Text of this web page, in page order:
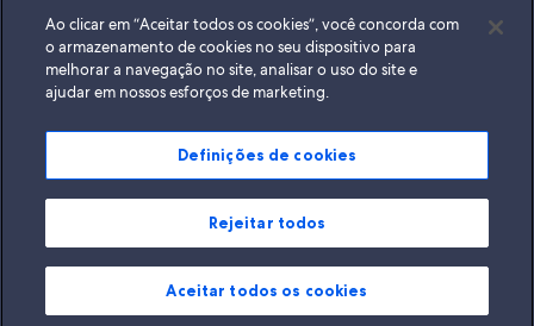
Documentos para viagens internacionais
A Expedia, Inc. não se responsabiliza pelo conteúdo dos sites externos.
© 2026 Expedia, Inc., uma empresa do Expedia Group. Todos os direitos
reservados Expedia e o logotipo da Expedia são marcas registradas da
Ao clicar em “Aceitar todos os cookies”, você concorda com
o armazenamento de cookies no seu dispositivo para
melhorar a navegação no site, analisar o uso do site e
ajudar em nossos esforços de marketing.
Definições de cookies
Rejeitar todos
Aceitar todos os cookies